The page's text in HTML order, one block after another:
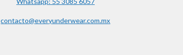
contacto@everyunderwear.com.mx